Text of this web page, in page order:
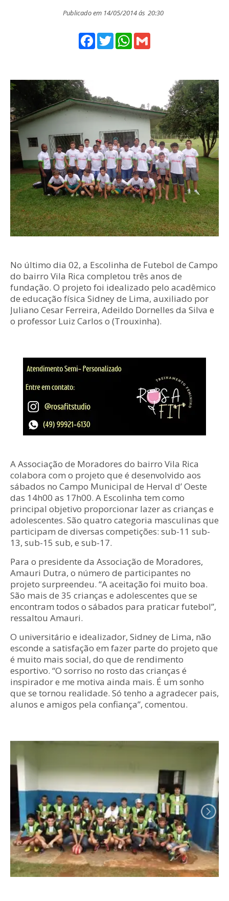
Publicado em 14/05/2014 ás 20:30
Facebook
TwitterWhatsApp
No último dia 02, a Escolinha de Futebol de Campo
do bairro Vila Rica completou três anos de
fundação. O projeto foi idealizado pelo acadêmico
de educação física Sidney de Lima, auxiliado por
Juliano Cesar Ferreira, Adeildo Dornelles da Silva e
o professor Luiz Carlos o (Trouxinha).
A Associação de Moradores do bairro Vila Rica
colabora com o projeto que é desenvolvido aos
sábados no Campo Municipal de Herval d’ Oeste
das 14h00 as 17h00. A Escolinha tem como
principal objetivo proporcionar lazer as crianças e
adolescentes. São quatro categoria masculinas que
participam de diversas competições: sub-11 sub-
13, sub-15 sub, e sub-17.
Para o presidente da Associação de Moradores,
Amauri Dutra, o número de participantes no
projeto surpreendeu. “A aceitação foi muito boa.
São mais de 35 crianças e adolescentes que se
encontram todos o sábados para praticar futebol”,
ressaltou Amauri.
O universitário e idealizador, Sidney de Lima, não
esconde a satisfação em fazer parte do projeto que
é muito mais social, do que de rendimento
esportivo. “O sorriso no rosto das crianças é
inspirador e me motiva ainda mais. É um sonho
que se tornou realidade. Só tenho a agradecer pais,
alunos e amigos pela confiança”, comentou.